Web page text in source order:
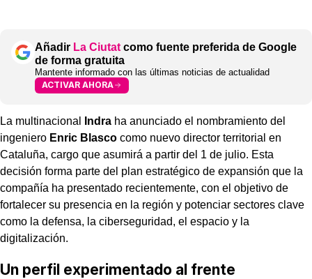
Añadir La Ciutat como fuente preferida de Google
de forma gratuita
Mantente informado con las últimas noticias de actualidad
ACTIVAR AHORA
La multinacional Indra ha anunciado el nombramiento del
ingeniero Enric Blasco como nuevo director territorial en
Cataluña, cargo que asumirá a partir del 1 de julio. Esta
decisión forma parte del plan estratégico de expansión que la
compañía ha presentado recientemente, con el objetivo de
fortalecer su presencia en la región y potenciar sectores clave
como la defensa, la ciberseguridad, el espacio y la
digitalización.
Un perfil experimentado al frente